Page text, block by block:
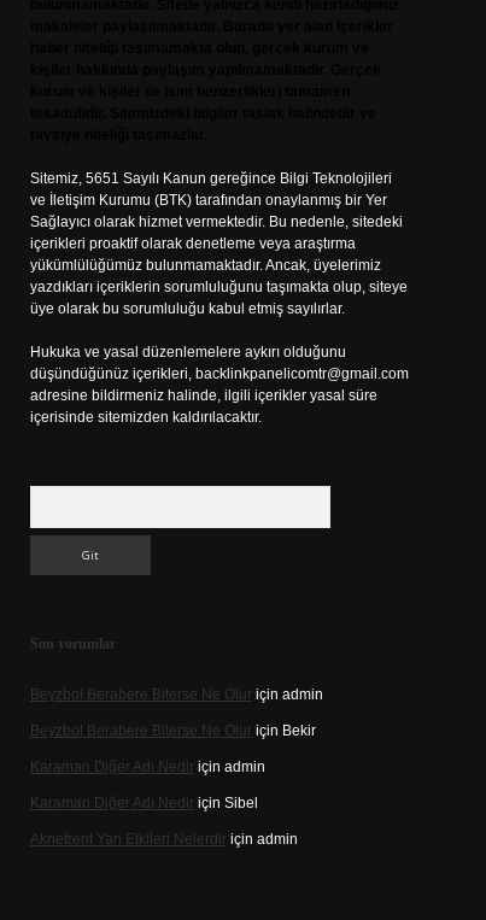
Sitemiz, 5651 Sayılı Kanun gereğince Bilgi Teknolojileri
ve İletişim Kurumu (BTK) tarafından onaylanmış bir Yer
Sağlayıcı olarak hizmet vermektedir. Bu nedenle, sitedeki
içerikleri proaktif olarak denetleme veya araştırma
yükümlülüğümüz bulunmamaktadır. Ancak, üyelerimiz
yazdıkları içeriklerin sorumluluğunu taşımakta olup, siteye
üye olarak bu sorumluluğu kabul etmiş sayılırlar.
Hukuka ve yasal düzenlemelere aykırı olduğunu
düşündüğünüz içerikleri, backlinkpanelicomtr@gmail.com
adresine bildirmeniz halinde, ilgili içerikler yasal süre
içerisinde sitemizden kaldırılacaktır.
Son yorumlar
Beyzbol Berabere Biterse Ne Oluriçin admin
Beyzbol Berabere Biterse Ne Oluriçin Bekir
Karaman Diğer Adı Nediriçin admin
Karaman Diğer Adı Nediriçin Sibel
Aknetrent Yan Etkileri Nelerdiriçin admin